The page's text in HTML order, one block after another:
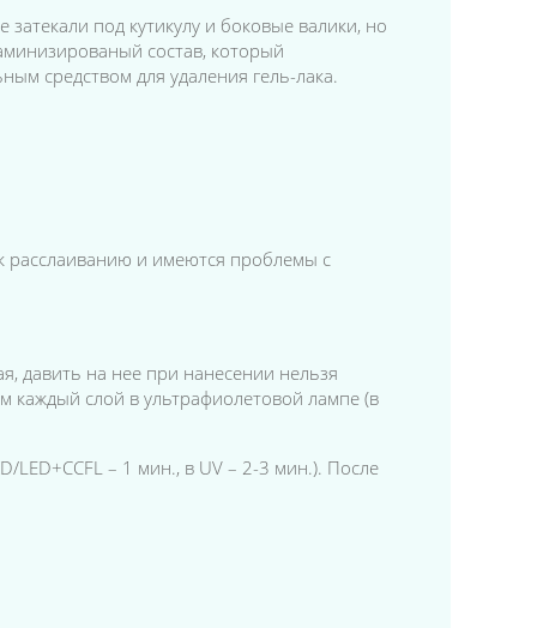
под кутикулу и боковые валики, но
состав, который
средством для удаления гель-лака.
расслаиванию и имеются проблемы с
давить на нее при нанесении нельзя
каждый слой в ультрафиолетовой лампе (в
LED+CCFL – 1 мин., в UV – 2-3 мин.). После